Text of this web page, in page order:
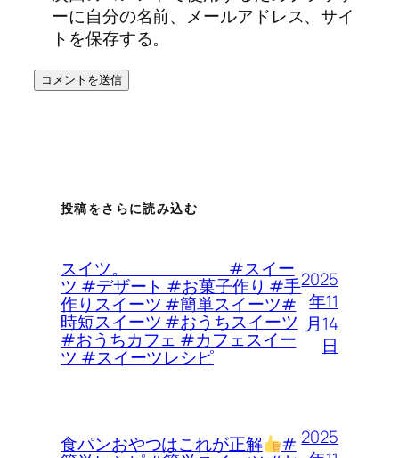
ーに自分の名前、メールアドレス、サイ
トを保存する。
投稿をさらに読み込む
スイツ。 #スイー
ツ #デザート #お菓子作り #手
作りスイーツ #簡単スイーツ#
時短スイーツ #おうちスイーツ
#おうちカフェ #カフェスイー
ツ #スイーツレシピ
2025
年11
月14
日
食パンおやつはこれが正解 # 2025